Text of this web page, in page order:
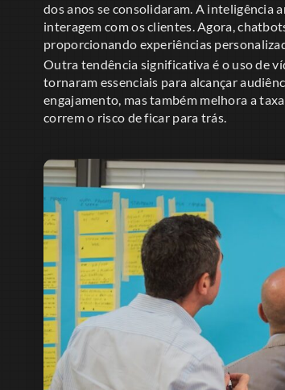
dos anos se consolidaram. A inteligência
interagem com os clientes. Agora,
proporcionando experiências
Outra tendência significativa é o uso de
tornaram essenciais para alcançar
engajamento, mas também melhora a
correm o risco de ficar para trás.